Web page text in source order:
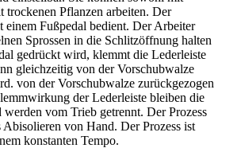
trockenen Pflanzen arbeiten. Der
Fußpedal bedient. Der Arbeiter
Sprossen in die Schlitzöffnung halten
gedrückt wird, klemmt die Lederleiste
gleichzeitig von der Vorschubwalze
von der Vorschubwalze zurückgezogen
der Lederleiste bleiben die
vom Trieb getrennt. Der Prozess
Abisolieren von Hand. Der Prozess ist
konstanten Tempo.